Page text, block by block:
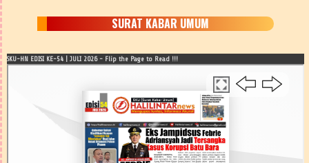
SURAT KABAR UMUM
SKU-HN EDISI KE-54 | JULI 2026 - Flip the Page to Read !!!